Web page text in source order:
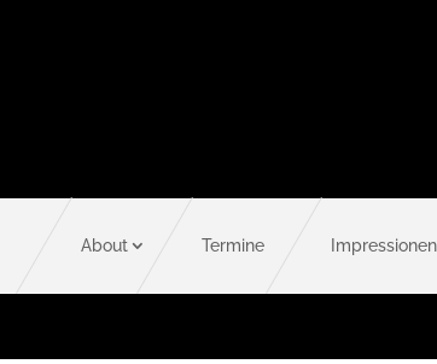
About Termine Impressionen